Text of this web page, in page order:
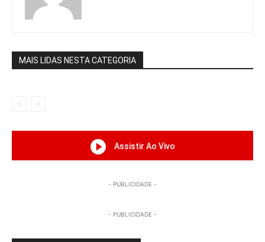
MAIS LIDAS NESTA CATEGORIA
Assistir Ao Vivo
- PUBLICIDADE -
- PUBLICIDADE -